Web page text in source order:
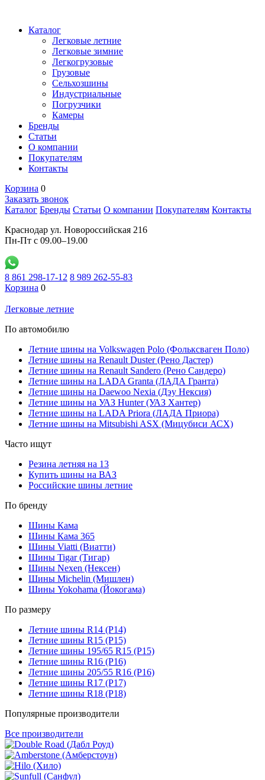
Каталог
Легковые летние
Легковые зимние
Легкогрузовые
Грузовые
Сельхозшины
Индустриальные
Погрузчики
Камеры
Бренды
Статьи
О компании
Покупателям
Контакты
Корзина 0
Заказать звонок
Каталог Бренды Статьи О компании Покупателям Контакты
Краснодар ул. Новороссийская 216
Пн-Пт с 09.00–19.00
8 861 298-17-12 8 989 262-55-83
Корзина 0
Легковые летние
По автомобилю
Летние шины на Volkswagen Polo (Фольксваген Поло)
Летние шины на Renault Duster (Рено Дастер)
Летние шины на Renault Sandero (Рено Сандеро)
Летние шины на LADA Granta (ЛАДА Гранта)
Летние шины на Daewoo Nexia (Дэу Нексия)
Летние шины на УАЗ Hunter (УАЗ Хантер)
Летние шины на LADA Priora (ЛАДА Приора)
Летние шины на Mitsubishi ASX (Мицубиси АСХ)
Часто ищут
Резина летняя на 13
Купить шины на ВАЗ
Российские шины летние
По бренду
Шины Кама
Шины Кама 365
Шины Viatti (Виатти)
Шины Tigar (Тигар)
Шины Nexen (Нексен)
Шины Michelin (Мишлен)
Шины Yokohama (Йокогама)
По размеру
Летние шины R14 (Р14)
Летние шины R15 (Р15)
Летние шины 195/65 R15 (Р15)
Летние шины R16 (Р16)
Летние шины 205/55 R16 (Р16)
Летние шины R17 (Р17)
Летние шины R18 (Р18)
Популярные производители
Все производители